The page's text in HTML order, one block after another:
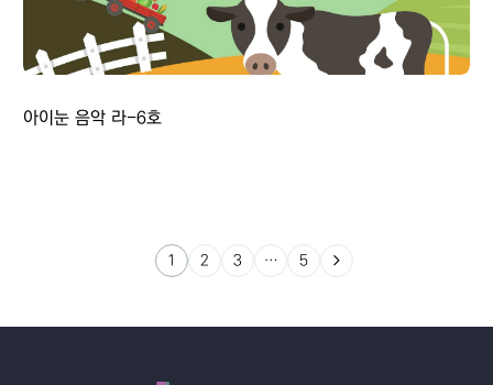
아이눈 음악 라-6호
1 2 3 … 5